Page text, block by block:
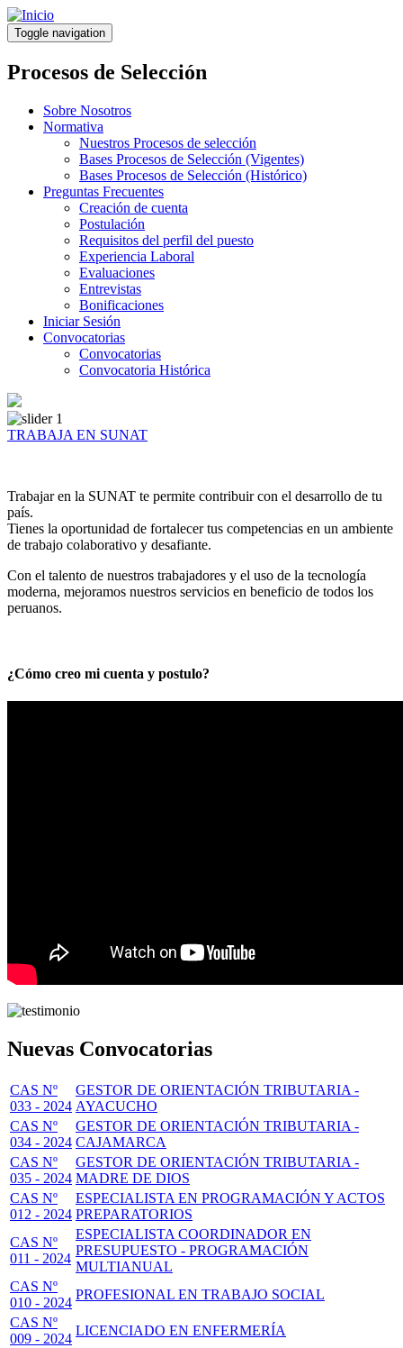
Pasar
al
contenido
principal
Toggle navigation
Procesos de Selección
Sobre Nosotros
Normativa
Nuestros Procesos de selección
Bases Procesos de Selección (Vigentes)
Bases Procesos de Selección (Histórico)
Preguntas Frecuentes
Creación de cuenta
Postulación
Requisitos del perfil del puesto
Experiencia Laboral
Evaluaciones
Entrevistas
Bonificaciones
Iniciar Sesión
Convocatorias
Convocatorias
Convocatoria Histórica
TRABAJA EN SUNAT
Trabajar en la SUNAT te permite contribuir con el desarrollo de tu
país.
Tienes la oportunidad de fortalecer tus competencias en un ambiente
de trabajo colaborativo y desafiante.
Con el talento de nuestros trabajadores y el uso de la tecnología
moderna, mejoramos nuestros servicios en beneficio de todos los
peruanos.
¿Cómo creo mi cuenta y postulo?
Nuevas Convocatorias
CAS Nº
033 - 2024
GESTOR DE ORIENTACIÓN TRIBUTARIA -
AYACUCHO
CAS Nº
034 - 2024
GESTOR DE ORIENTACIÓN TRIBUTARIA -
CAJAMARCA
CAS Nº
035 - 2024
GESTOR DE ORIENTACIÓN TRIBUTARIA -
MADRE DE DIOS
CAS Nº
012 - 2024
ESPECIALISTA EN PROGRAMACIÓN Y ACTOS
PREPARATORIOS
CAS Nº
011 - 2024
ESPECIALISTA COORDINADOR EN
PRESUPUESTO - PROGRAMACIÓN
MULTIANUAL
CAS Nº
010 - 2024
PROFESIONAL EN TRABAJO SOCIAL
CAS Nº
009 - 2024
LICENCIADO EN ENFERMERÍA